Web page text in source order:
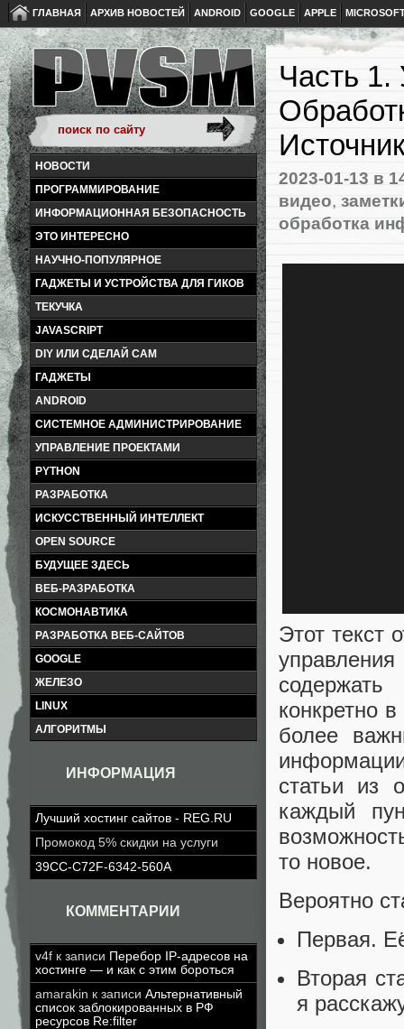
ГЛАВНАЯ АРХИВ НОВОСТЕЙ ANDROID GOOGLE APPLE
НОВОСТИ
ПРОГРАММИРОВАНИЕ
ИНФОРМАЦИОННАЯ БЕЗОПАСНОСТЬ
ЭТО ИНТЕРЕСНО
НАУЧНО-ПОПУЛЯРНОЕ
ГАДЖЕТЫ И УСТРОЙСТВА ДЛЯ ГИКОВ
ТЕКУЧКА
JAVASCRIPT
DIY ИЛИ СДЕЛАЙ САМ
ГАДЖЕТЫ
ANDROID
СИСТЕМНОЕ АДМИНИСТРИРОВАНИЕ
УПРАВЛЕНИЕ ПРОЕКТАМИ
PYTHON
РАЗРАБОТКА
ИСКУССТВЕННЫЙ ИНТЕЛЛЕКТ
OPEN SOURCE
БУДУЩЕЕ ЗДЕСЬ
ВЕБ-РАЗРАБОТКА
КОСМОНАВТИКА
РАЗРАБОТКА ВЕБ-САЙТОВ
GOOGLE
ЖЕЛЕЗО
LINUX
АЛГОРИТМЫ
ИНФОРМАЦИЯ
Лучший хостинг сайтов - REG.RU
Промокод 5% скидки на услуги
39CC-C72F-6342-560A
КОММЕНТАРИИ
v4f к записи Перебор IP-адресов на
хостинге — и как с этим бороться
amarakin к записи Альтернативный
список заблокированных в РФ
ресурсов Re:filter
Часть 1.
2023-01-13 в
видео,
обработка
Этот текст
конкретно
более
статьи из
каждый
то новое.
Вероятно
Первая.
Вторая
я